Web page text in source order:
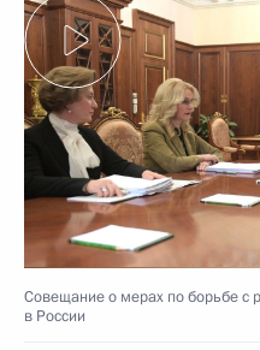
Совещание о мерах по борьбе с
в России